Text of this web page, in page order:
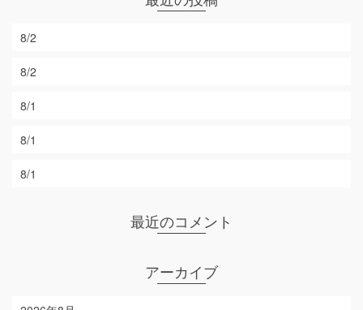
8/2
8/2
8/1
8/1
8/1
最近のコメント
アーカイブ